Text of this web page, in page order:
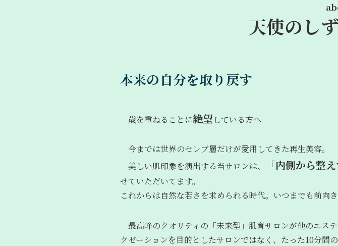
天使のし
本来の自分を取り戻す
歳を重ねることに絶望 している方へ
今までは世界のセレブ層だけが愛用してきた再生美容。
美しい肌印象を演出する当サロンは、
「内側から整
せていただいてます。
これからは自然な若さを求められる時代。いつまでも前向
最高峰のクオリティの「未来型」肌育サロンが他のエス
クゼーションを目的としたサロンではなく、たった10分間